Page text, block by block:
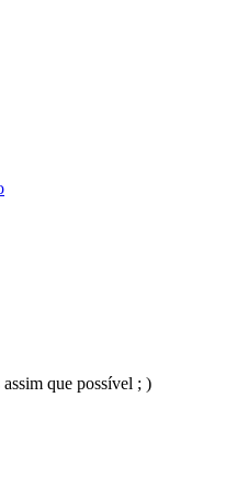
que possível ; )